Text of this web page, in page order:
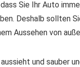
Sie Ihr Auto
Deshalb sollten
Aussehen von
und sauber